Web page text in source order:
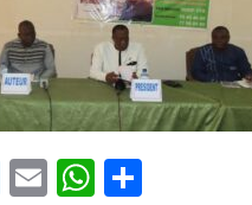
Twitter
Email